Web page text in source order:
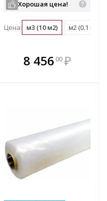
В комплекте
всегда выгоднее!
Хорошая цена!
Цена: м3 (10 м2) м2 (0.1 м3)
8 456 00 ₽